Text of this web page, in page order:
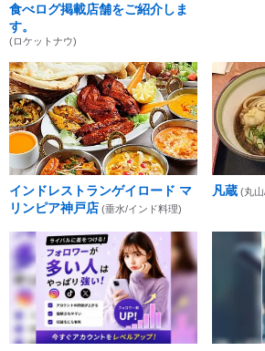
食べログ掲載店舗をご紹介しま
す。
(ロケットナウ)
インドレストランゲイロード マ
リンピア神戸店 (垂水/インド料理)
凡蔵 (丸